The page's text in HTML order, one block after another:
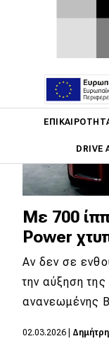
DRIVE
Main navigation
Νέα μοντέλα
Πρωτότυπα
Ελλάδα
Κόσμος
Τεχνολογία
Με 700
Power
Αν δεν σε
την αύξηση
ανανεωμένης
02.03.2026